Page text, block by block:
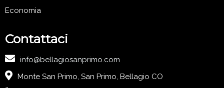
Economia
Contattaci
info@bellagiosanprimo.com
Monte San Primo, San Primo, Bellagio CO